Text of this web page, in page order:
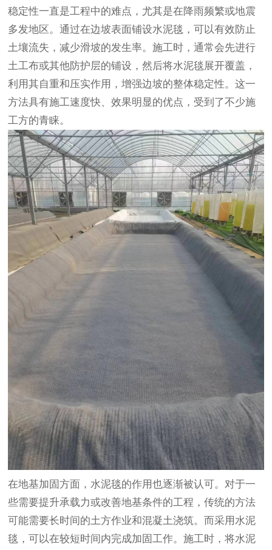
稳定性一直是工程中的难点，尤其是在降雨频繁或地震
多发地区。通过在边坡表面铺设水泥毯，可以有效防止
土壤流失，减少滑坡的发生率。施工时，通常会先进行
土工布或其他防护层的铺设，然后将水泥毯展开覆盖，
利用其自重和压实作用，增强边坡的整体稳定性。这一
方法具有施工速度快、效果明显的优点，受到了不少施
工方的青睐。
在地基加固方面，水泥毯的作用也逐渐被认可。对于一
些需要提升承载力或改善地基条件的工程，传统的方法
可能需要长时间的土方作业和混凝土浇筑。而采用水泥
毯，可以在较短时间内完成加固工作。施工时，将水泥